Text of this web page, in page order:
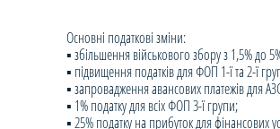
Основні податкові зміни:
▪️ збільшення військового збору з 1,5% до
▪️ підвищення податків для ФОП 1-ї та 2-ї
▪️ запровадження авансових платежів для
▪️ 1% податку для всіх ФОП 3-ї групи;
▪️ 25% податку на прибуток для фінансових